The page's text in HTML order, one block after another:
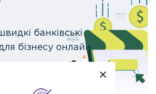
банківські
бізнесу онлайн